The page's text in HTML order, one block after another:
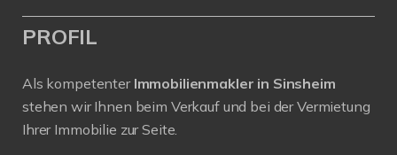
PROFIL
Als kompetenter Immobilienmakler in Sinsheim
stehen wir Ihnen beim Verkauf und bei der Vermietung
Ihrer Immobilie zur Seite.